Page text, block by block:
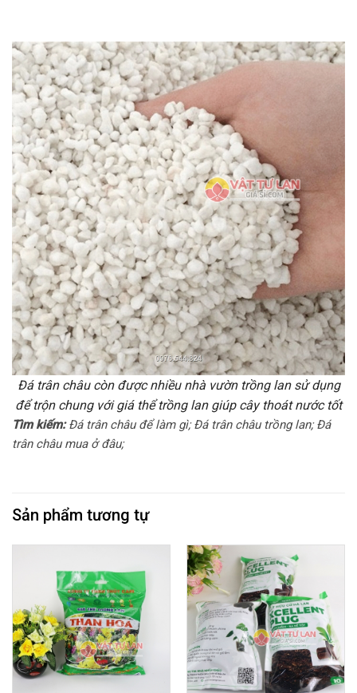
Đá trân châu còn được nhiều nhà vườn trồng lan sử dụng
để trộn chung với giá thể trồng lan giúp cây thoát nước tốt
Tìm kiếm:Đá trân châu để làm gì; Đá trân châu trồng lan; Đá
trân châu mua ở đâu;
Sản phẩm tương tự